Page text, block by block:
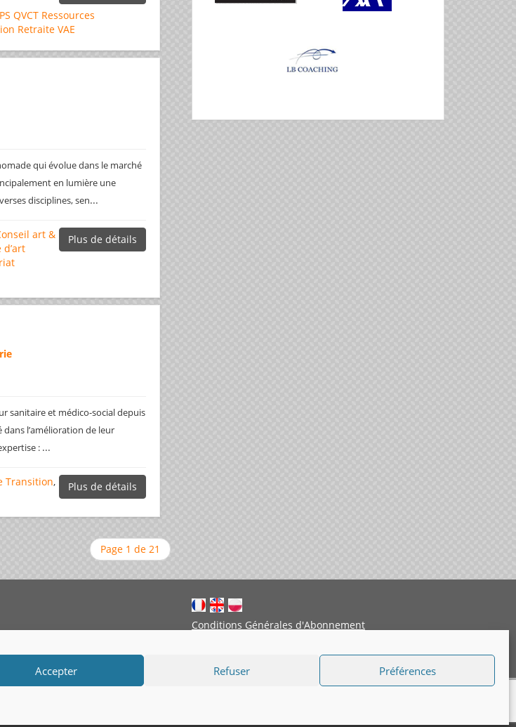
Accepter Refuser Préférences
QVCT Ressources
Retraite VAE
qui évolue dans le marché
en lumière une
disciplines, sen...
Plus de détails
art &
sanitaire et médico-social depuis
dans l’amélioration de leur
: ...
Plus de détails
Transition,
Page 1 de 21
Conditions Générales d'Abonnement